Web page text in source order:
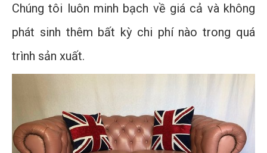
Chúng tôi luôn minh bạch về giá cả và không
phát sinh thêm bất kỳ chi phí nào trong quá
trình sản xuất.